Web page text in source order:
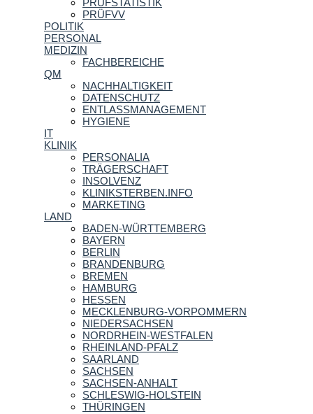
PRÜFSTATISTIK
PRÜFVV
POLITIK
PERSONAL
MEDIZIN
FACHBEREICHE
QM
NACHHALTIGKEIT
DATENSCHUTZ
ENTLASSMANAGEMENT
HYGIENE
IT
KLINIK
PERSONALIA
TRÄGERSCHAFT
INSOLVENZ
KLINIKSTERBEN.INFO
MARKETING
LAND
BADEN-WÜRTTEMBERG
BAYERN
BERLIN
BRANDENBURG
BREMEN
HAMBURG
HESSEN
MECKLENBURG-VORPOMMERN
NIEDERSACHSEN
NORDRHEIN-WESTFALEN
RHEINLAND-PFALZ
SAARLAND
SACHSEN
SACHSEN-ANHALT
SCHLESWIG-HOLSTEIN
THÜRINGEN